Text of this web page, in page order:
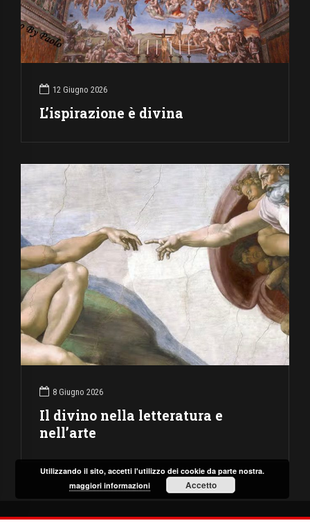
12 Giugno 2026
L’ispirazione è divina
8 Giugno 2026
Il divino nella letteratura e
nell’arte
Utilizzando il sito, accetti l'utilizzo dei cookie da parte nostra.
maggiori informazioni
Accetto